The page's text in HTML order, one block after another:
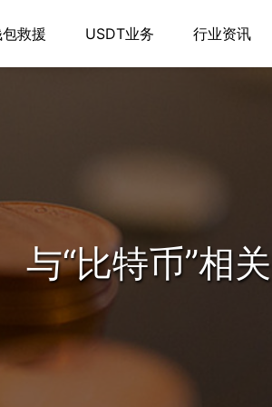
救援 USDT业务 行业资讯
与“比特币”相